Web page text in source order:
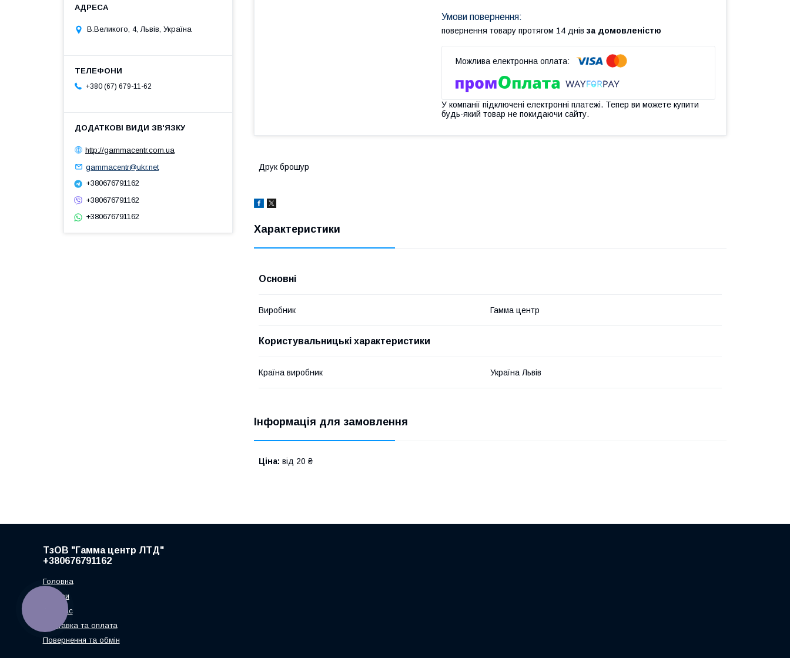
повернення товару протягом 14 днів за домовленістю
У компанії підключені електронні платежі. Тепер ви можете купити
будь-який товар не покидаючи сайту.
Друк брошур
Характеристики
Основні
Виробник Гамма центр
Користувальницькі характеристики
Країна виробник Україна Львів
Інформація для замовлення
Ціна: від 20 ₴
В.Великого, 4, Львів, Україна
+380 (67) 679-11-62
http://gammacentr.com.ua
gammacentr@ukr.net
+380676791162
+380676791162
+380676791162
ТзОВ "Гамма центр ЛТД"
+380676791162
Головна
Товари
Про нас
Доставка та оплата
Повернення та обмін